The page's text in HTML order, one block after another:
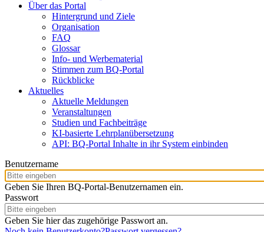
Über das Portal
Hintergrund und Ziele
Organisation
FAQ
Glossar
Info- und Werbematerial
Stimmen zum BQ-Portal
Rückblicke
Aktuelles
Aktuelle Meldungen
Veranstaltungen
Studien und Fachbeiträge
KI-basierte Lehrplanübersetzung
API: BQ-Portal Inhalte in ihr System einbinden
Benutzername
Geben Sie Ihren BQ-Portal-Benutzernamen ein.
Passwort
Geben Sie hier das zugehörige Passwort an.